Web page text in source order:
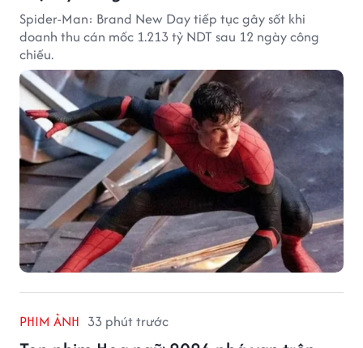
Spider-Man: Brand New Day tiếp tục gây sốt khi
doanh thu cán mốc 1.213 tỷ NDT sau 12 ngày công
chiếu.
PHIM ẢNH 33 phút trước